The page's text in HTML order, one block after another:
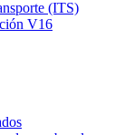
(ITS)
V16